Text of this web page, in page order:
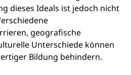
dieses Ideals ist jedoch nicht
geografische
Unterschiede können
Bildung behindern.